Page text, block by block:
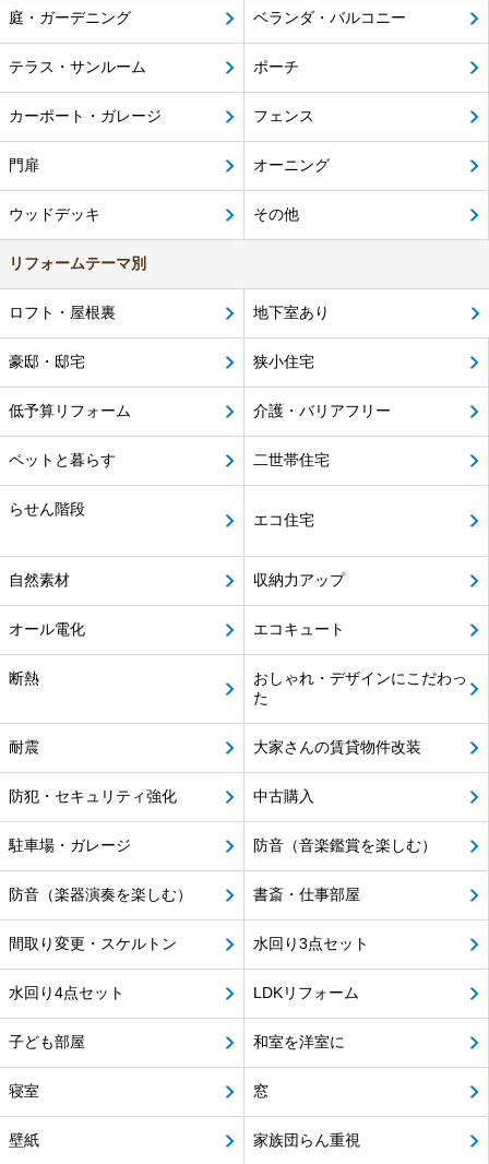
庭・ガーデニング ベランダ・バルコニー
テラス・サンルーム ポーチ
カーポート・ガレージ フェンス
門扉 オーニング
ウッドデッキ その他
リフォームテーマ別
ロフト・屋根裏 地下室あり
豪邸・邸宅 狭小住宅
低予算リフォーム 介護・バリアフリー
ペットと暮らす 二世帯住宅
らせん階段
エコ住宅
自然素材 収納力アップ
オール電化 エコキュート
断熱
おしゃれ・デザインにこだわっ
た
耐震 大家さんの賃貸物件改装
防犯・セキュリティ強化 中古購入
駐車場・ガレージ 防音（音楽鑑賞を楽しむ）
防音（楽器演奏を楽しむ） 書斎・仕事部屋
間取り変更・スケルトン 水回り3点セット
水回り4点セット LDKリフォーム
子ども部屋 和室を洋室に
寝室 窓
壁紙 家族団らん重視